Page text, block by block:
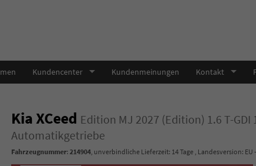
Kundencenter Kundenmeinungen Kontakt
Kia XCeed Edition MJ 2027 (Edition) 1.6 T-GDI
Automatikgetriebe
Fahrzeugnummer: 214904, unverbindliche Lieferzeit: 14 Tage, Landesversion: EU